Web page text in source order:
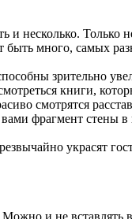
несколько. Только
много, самых
зрительно
книги,
смотрятся
фрагмент стены в
украсят
и не вставлять